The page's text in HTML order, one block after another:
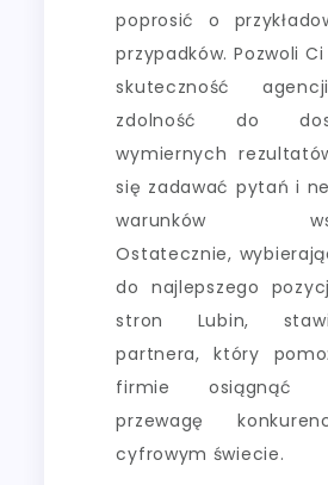
poprosić o
przypadków. Pozwoli
skuteczność
zdolność do
wymiernych
się zadawać pytań i
warunków
Ostatecznie,
do najlepszego
stron Lubin,
partnera, który
firmie osiągnąć
przewagę
cyfrowym świecie.